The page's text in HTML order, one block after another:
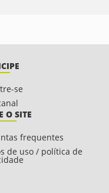
se
O SITE
frequentes
de uso / política de